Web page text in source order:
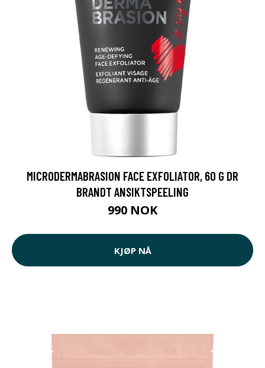
MICRODERMABRASION FACE EXFOLIATOR, 60 G DR
BRANDT ANSIKTSPEELING
990 NOK
KJØP NÅ